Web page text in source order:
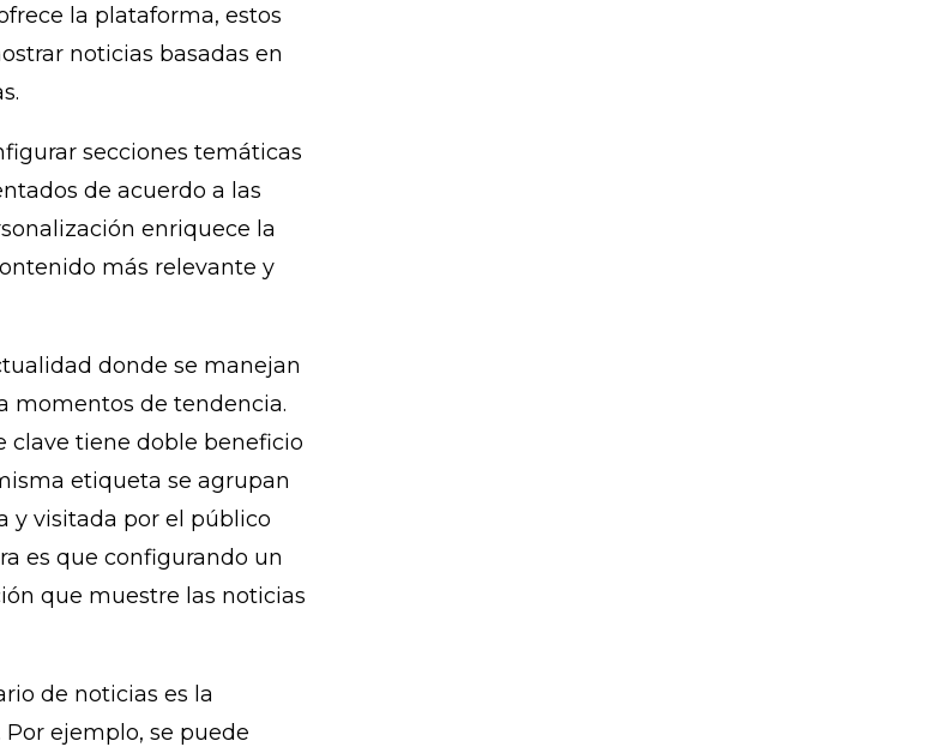
la plataforma, estos
noticias basadas en
secciones temáticas
de acuerdo a las
enriquece la
más relevante y
donde se manejan
momentos de tendencia.
clave tiene doble beneficio
etiqueta se agrupan
y visitada por el público
es que configurando un
que muestre las noticias
de noticias es la
ejemplo, se puede